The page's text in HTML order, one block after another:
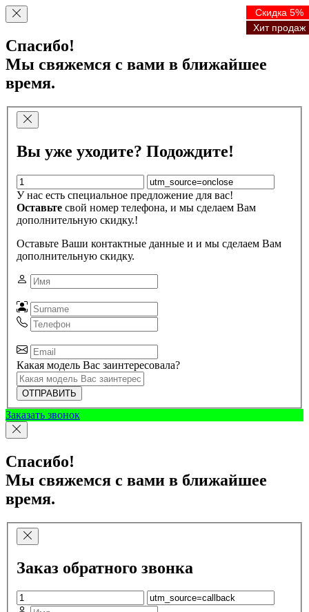
Спасибо!
Мы свяжемся с вами в ближайшее
время.
Вы уже уходите? Подождите!
У нас есть специальное предложение для вас!
Оставьте свой номер телефона, и мы сделаем Вам
дополнительную скидку.!
Оставьте Ваши контактные данные и и мы сделаем Вам
дополнительную скидку.
Какая модель Вас заинтересовала?
ОТПРАВИТЬ
Заказать звонок
Спасибо!
Мы свяжемся с вами в ближайшее
время.
Заказ обратного звонка
Скидка 5%
Хит продаж
Скидка 5%
Хит продаж
Скидка 5%
Хит продаж
Скидка 5%
Хит продаж